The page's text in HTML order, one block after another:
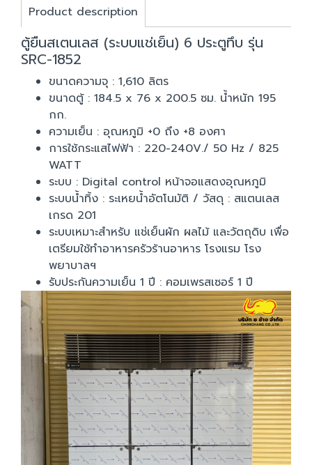
Product description
ตู้ยืนสเตนเลส (ระบบแช่เย็น) 6 ประตูทึบ รุ่น
SRC-1852
ขนาดความจุ : 1,610 ลิตร
ขนาดตู้ : 184.5 x 76 x 200.5 ซม. น้ำหนัก 195
กก.
ความเย็น : อุณหภูมิ +0 ถึง +8 องศา
การใช้กระแสไฟฟ้า : 220-240V./ 50 Hz / 825
WATT
ระบบ : Digital control หน้าจอแสดงอุณหภูมิ
ระบบน้ำทิ้ง : ระเหยน้ำอัตโนมัติ / วัสดุ : สแตนเลส
เกรด 201
ระบบเหมาะสำหรับ แช่เย็นผัก ผลไม้ และวัตถุดิบ เพื่อ
เตรียมใช้ทำอาหารครัวร้านอาหาร โรงแรม โรง
พยาบาลฯ
รับประกันความเย็น 1 ปี : คอมเพรสเซอร์ 1 ปี